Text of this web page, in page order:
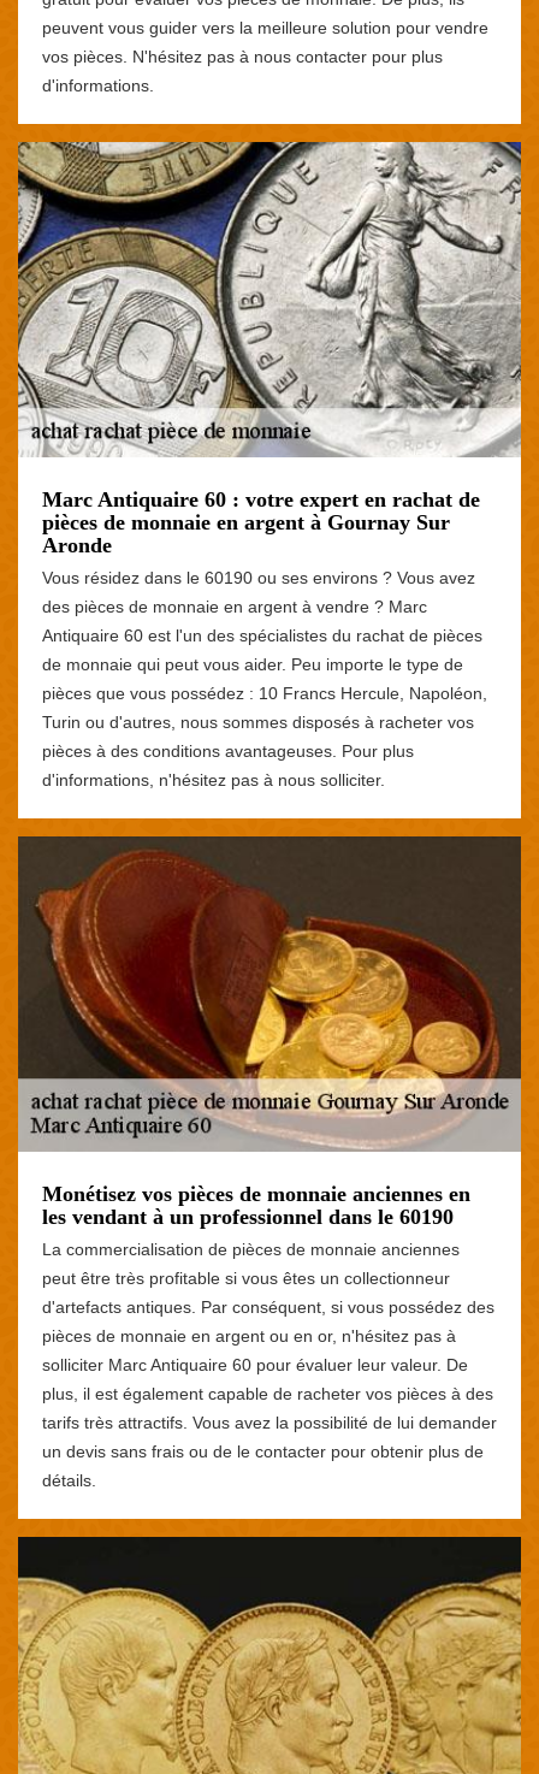
peuvent vous guider vers la meilleure solution pour vendre
vos pièces. N'hésitez pas à nous contacter pour plus
d'informations.
Marc Antiquaire 60 : votre expert en rachat de
pièces de monnaie en argent à Gournay Sur
Aronde
Vous résidez dans le 60190 ou ses environs ? Vous avez
des pièces de monnaie en argent à vendre ? Marc
Antiquaire 60 est l'un des spécialistes du rachat de pièces
de monnaie qui peut vous aider. Peu importe le type de
pièces que vous possédez : 10 Francs Hercule, Napoléon,
Turin ou d'autres, nous sommes disposés à racheter vos
pièces à des conditions avantageuses. Pour plus
d'informations, n'hésitez pas à nous solliciter.
Monétisez vos pièces de monnaie anciennes en
les vendant à un professionnel dans le 60190
La commercialisation de pièces de monnaie anciennes
peut être très profitable si vous êtes un collectionneur
d'artefacts antiques. Par conséquent, si vous possédez des
pièces de monnaie en argent ou en or, n'hésitez pas à
solliciter Marc Antiquaire 60 pour évaluer leur valeur. De
plus, il est également capable de racheter vos pièces à des
tarifs très attractifs. Vous avez la possibilité de lui demander
un devis sans frais ou de le contacter pour obtenir plus de
détails.